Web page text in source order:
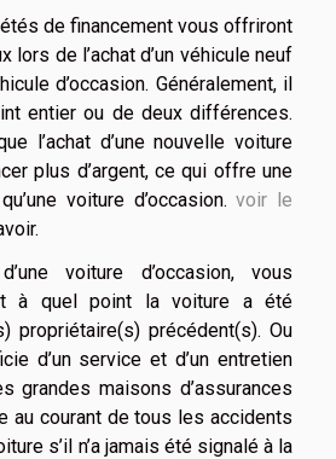
de financement vous offriront
lors de l’achat d’un véhicule neuf
d’occasion. Généralement, il
entier ou de deux différences.
l’achat d’une nouvelle voiture
plus d’argent, ce qui offre une
voiture d’occasion.voir le
voiture d’occasion, vous
à quel point la voiture a été
propriétaire(s) précédent(s). Ou
d’un service et d’un entretien
grandes maisons d’assurances
au courant de tous les accidents
s’il n’a jamais été signalé à la